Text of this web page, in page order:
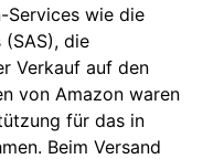
Services wie die
die
Verkauf auf den
von Amazon waren
für das in
Beim Versand